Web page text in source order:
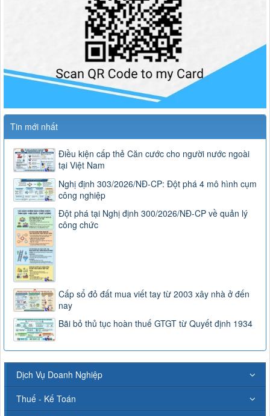
Tin mới nhất
Điều kiện cấp thẻ Căn cước cho người nước ngoài
tại Việt Nam
Nghị định 303/2026/NĐ-CP: Đột phá 4 mô hình cụm
công nghiệp
Đột phá tại Nghị định 300/2026/NĐ-CP về quản lý
công chức
Cấp sổ đỏ đất mua viết tay từ 2003 xây nhà ở đến
nay
Bãi bỏ thủ tục hoàn thuế GTGT từ Quyết định 1934
Dịch Vụ Doanh Nghiệp
Thuế - Kế Toán